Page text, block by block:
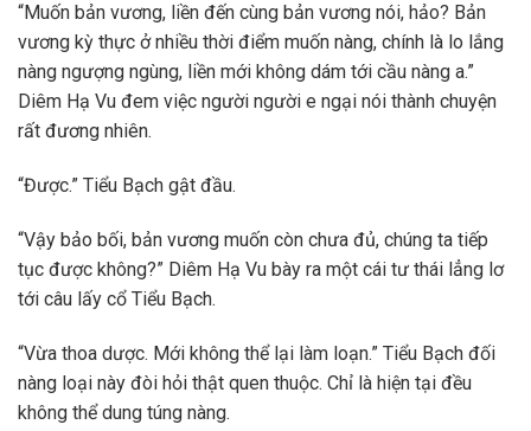
“Muốn bản vương, liền đến cùng bản vương nói, hảo? Bản
vương kỳ thực ở nhiều thời điểm muốn nàng, chính là lo lắng
nàng ngượng ngùng, liền mới không dám tới cầu nàng a.”
Diêm Hạ Vu đem việc người người e ngại nói thành chuyện
rất đương nhiên.
“Được.” Tiểu Bạch gật đầu.
“Vậy bảo bối, bản vương muốn còn chưa đủ, chúng ta tiếp
tục được không?” Diêm Hạ Vu bày ra một cái tư thái lẳng lơ
tới câu lấy cổ Tiểu Bạch.
“Vừa thoa dược. Mới không thể lại làm loạn.” Tiểu Bạch đối
nàng loại này đòi hỏi thật quen thuộc. Chỉ là hiện tại đều
không thể dung túng nàng.